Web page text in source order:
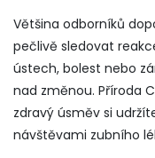
Většina odborníků
pečlivě sledovat
ústech, bolest nebo
nad změnou. Příroda
zdravý úsměv si
návštěvami zubního